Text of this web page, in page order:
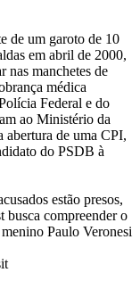
de um garoto de 10
em abril de 2000,
nas manchetes de
médica
Federal e do
ao Ministério da
abertura de uma CPI,
do PSDB à
estão presos,
busca compreender o
Paulo Veronesi